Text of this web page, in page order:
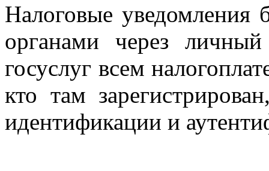
Налоговые уведомления
органами через
госуслуг всем
кто там
идентификации и